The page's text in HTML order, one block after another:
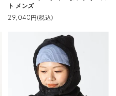
ト メンズ
29,040円(税込)